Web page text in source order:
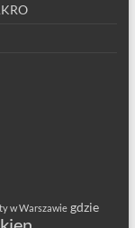
w Warszawie gdzie